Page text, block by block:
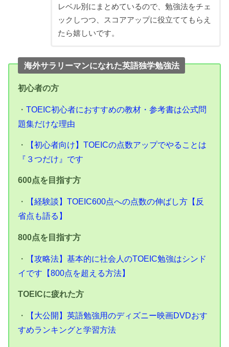
レベル別にまとめているので、勉強法をチェ
ックしつつ、スコアアップに役立ててもらえ
たら嬉しいです。
海外サラリーマンになれた英語独学勉強法
初心者の方
・TOEIC初心者におすすめの教材・参考書は公式問
題集だけな理由
・
【初心者向け】TOEICの点数アップでやることは
『３つだけ』です
600点を目指す方
・
【経験談】TOEIC600点への点数の伸ばし方【反
省点も語る】
800点を目指す方
・
【攻略法】基本的に社会人のTOEIC勉強はシンド
イです【800点を超える方法】
TOEICに疲れた方
・
【大公開】英語勉強用のディズニー映画DVDおす
すめランキングと学習方法